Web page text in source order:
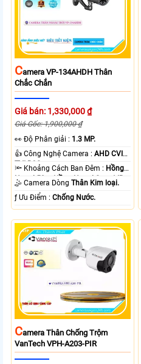
CAmera VP-134AHDH Thân
Chắc Chắn
Giá bán: 1,330,000 ₫
Giá Gốc: 1,900,000 ₫
️👀 Độ Phân giải : 1.3 MP.
👍 Công Nghệ Camera :AHD CVI
TVI BCS.
🔦 Khoảng Cách Ban Đêm : Hồng
Ngoại 50m Hồng Ngoại Smart IR.
🤹 Camera DòngThân Kim loại.
️ƒ Ưu Điểm :Chống Nước.
CAmera Thân Chống Trộm
VanTech VPH-A203-PIR